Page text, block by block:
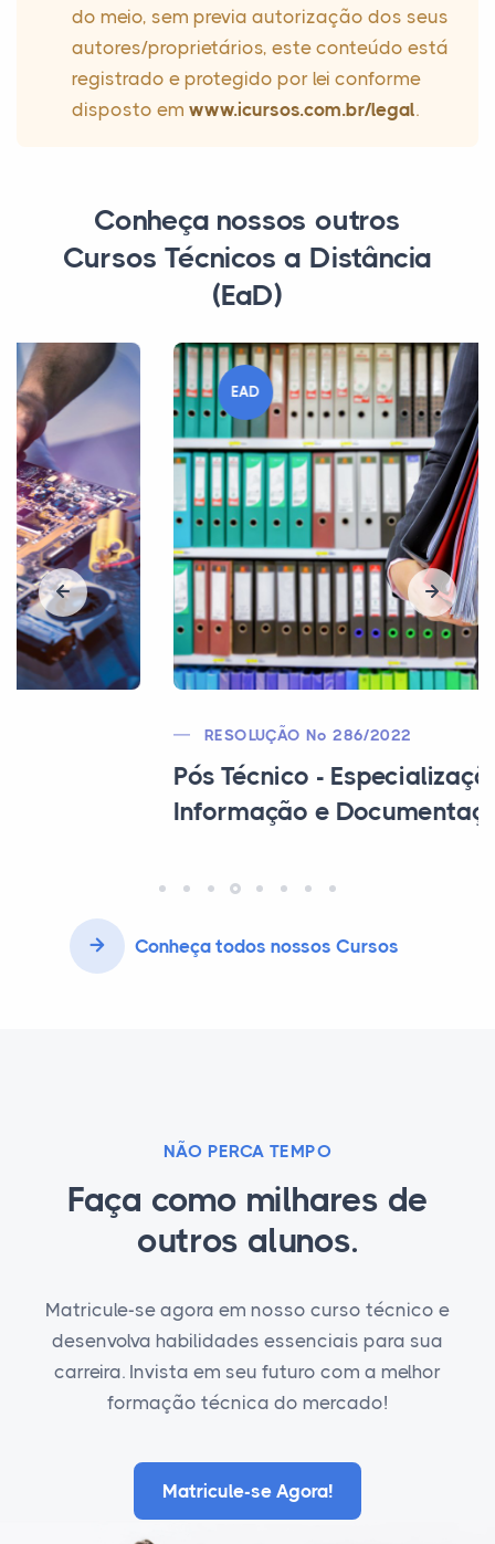
do meio, sem previa autorização dos seus
autores/proprietários, este conteúdo está
registrado e protegido por lei conforme
disposto em www.icursos.com.br/legal.
Conheça nossos outros
Cursos Técnicos a Distância
(EaD)
EAD
RESOLUÇÃO Nº 286/2022
Pós Técnico - Especialização em
Informação e Documentação
Conheça todos nossos Cursos
NÃO PERCA TEMPO
Faça como milhares de
outros alunos.
Matricule-se agora em nosso curso técnico e
desenvolva habilidades essenciais para sua
carreira. Invista em seu futuro com a melhor
formação técnica do mercado!
Matricule-se Agora!